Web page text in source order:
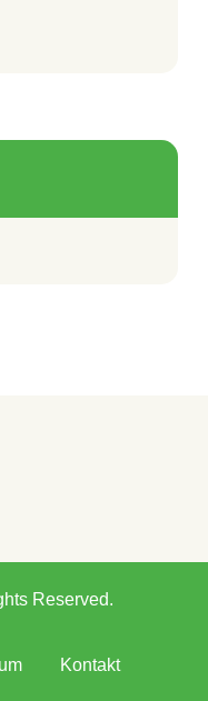
Reserved.
Kontakt